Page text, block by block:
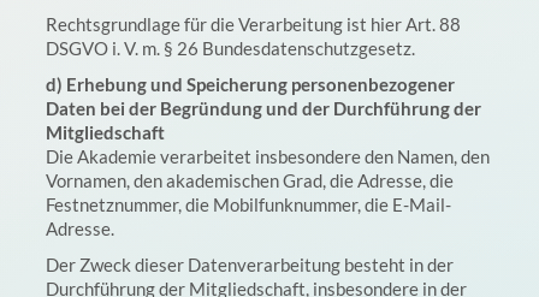
Rechtsgrundlage für die Verarbeitung ist hier Art. 88
DSGVO i. V. m. § 26 Bundesdatenschutzgesetz.
d) Erhebung und Speicherung personenbezogener
Daten bei der Begründung und der Durchführung der
Mitgliedschaft
Die Akademie verarbeitet insbesondere den Namen, den
Vornamen, den akademischen Grad, die Adresse, die
Festnetznummer, die Mobilfunknummer, die E-Mail-
Adresse.
Der Zweck dieser Datenverarbeitung besteht in der
Durchführung der Mitgliedschaft, insbesondere in der